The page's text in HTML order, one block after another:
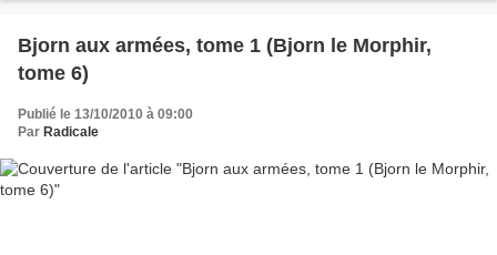
Bjorn aux armées, tome 1 (Bjorn le Morphir,
tome 6)
Publié le 13/10/2010 à 09:00
Par Radicale